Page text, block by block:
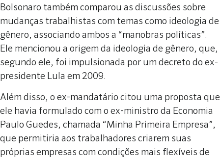
Bolsonaro também comparou as discussões sobre
mudanças trabalhistas com temas como ideologia de
gênero, associando ambos a “manobras políticas”.
Ele mencionou a origem da ideologia de gênero, que,
segundo ele, foi impulsionada por um decreto do ex-
presidente Lula em 2009.
Além disso, o ex-mandatário citou uma proposta que
ele havia formulado com o ex-ministro da Economia
Paulo Guedes, chamada “Minha Primeira Empresa”,
que permitiria aos trabalhadores criarem suas
próprias empresas com condições mais flexíveis de